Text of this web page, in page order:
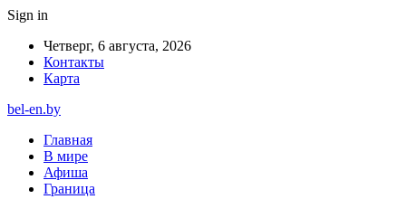
Sign in
Четверг, 6 августа, 2026
Контакты
Карта
bel-en.by
Главная
В мире
Афиша
Граница